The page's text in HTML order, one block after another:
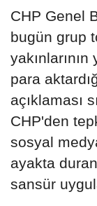
CHP Genel
bugün grup
para
açıklaması
CHP'den
sosyal
ayakta
sansür